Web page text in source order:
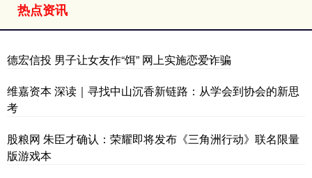
热点资讯
德宏信投 男子让女友作“饵” 网上实施恋爱诈骗
维嘉资本 深读｜寻找中山沉香新链路：从学会到协会的新思
考
股粮网 朱臣才确认：荣耀即将发布《三角洲行动》联名限量
版游戏本